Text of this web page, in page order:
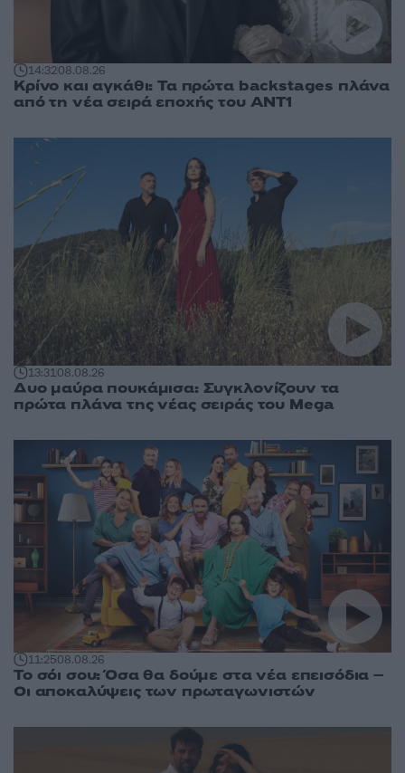
14:3208.08.26
Κρίνο και αγκάθι: Τα πρώτα backstages πλάνα
από τη νέα σειρά εποχής του ΑΝΤ1
13:3108.08.26
Δυο μαύρα πουκάμισα: Συγκλονίζουν τα
πρώτα πλάνα της νέας σειράς του Mega
11:2508.08.26
Το σόι σου: Όσα θα δούμε στα νέα επεισόδια –
Οι αποκαλύψεις των πρωταγωνιστών